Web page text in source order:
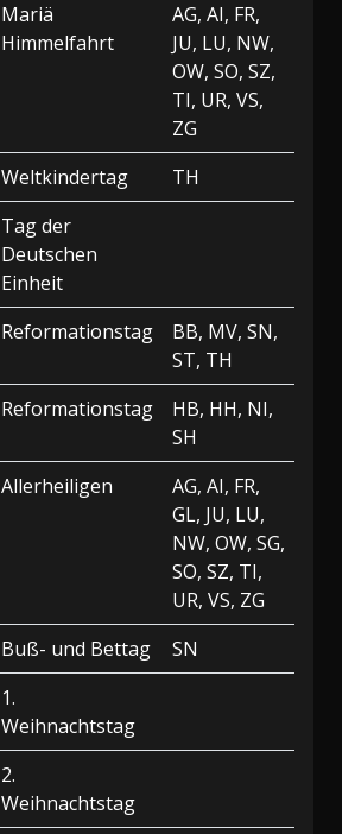
Mariä
Himmelfahrt
AG, AI, FR,
JU, LU, NW,
OW, SO, SZ,
TI, UR, VS,
ZG
Weltkindertag
TH
Tag der
Deutschen
Einheit
Reformationstag
BB, MV, SN,
ST, TH
Reformationstag
HB, HH, NI,
SH
Allerheiligen
AG, AI, FR,
GL, JU, LU,
NW, OW, SG,
SO, SZ, TI,
UR, VS, ZG
Buß- und Bettag
SN
1.
Weihnachtstag
2.
Weihnachtstag